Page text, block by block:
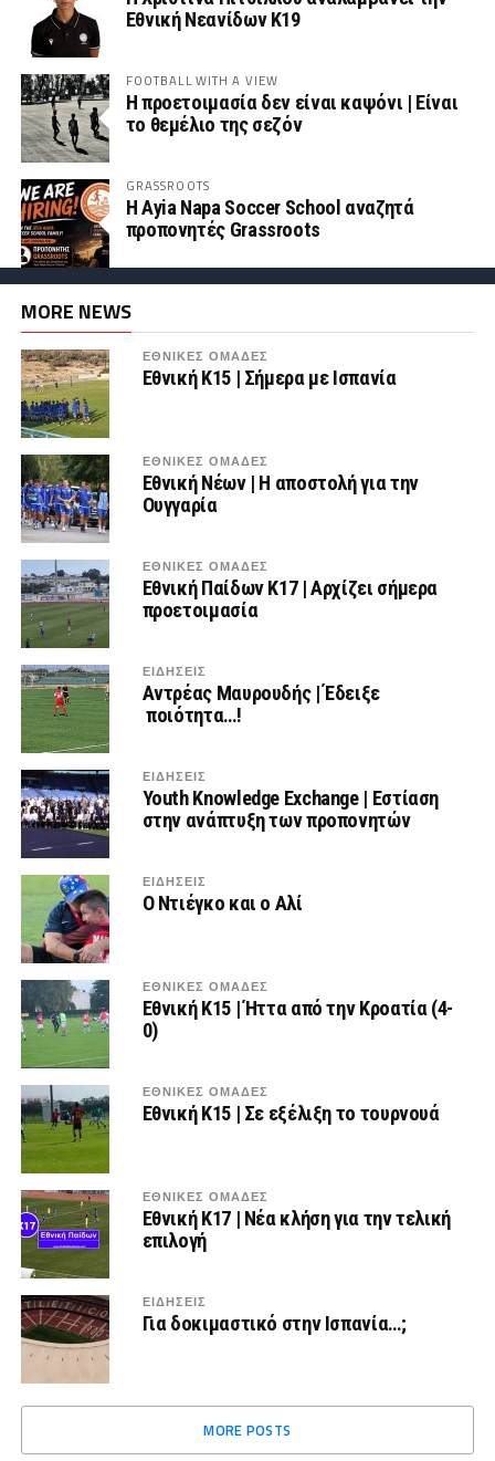
Εθνική Νεανίδων Κ19
FOOTBALL WITH A VIEW
Η προετοιμασία δεν είναι καψόνι | Είναι
το θεμέλιο της σεζόν
GRASSROOTS
Η Ayia Napa Soccer School αναζητά
προπονητές Grassroots
MORE NEWS
ΕΘΝΙΚΕΣ ΟΜΑΔΕΣ
Εθνική Κ15 | Σήμερα με Ισπανία
ΕΘΝΙΚΕΣ ΟΜΑΔΕΣ
Εθνική Νέων | Η αποστολή για την
Ουγγαρία
ΕΘΝΙΚΕΣ ΟΜΑΔΕΣ
Εθνική Παίδων Κ17 | Αρχίζει σήμερα
προετοιμασία
ΕΙΔΗΣΕΙΣ
Αντρέας Μαυρουδής | Έδειξε
ποιότητα…!
ΕΙΔΗΣΕΙΣ
Youth Knowledge Exchange | Εστίαση
στην ανάπτυξη των προπονητών
ΕΙΔΗΣΕΙΣ
Ο Ντιέγκο και ο Αλί
ΕΘΝΙΚΕΣ ΟΜΑΔΕΣ
Εθνική Κ15 | Ήττα από την Κροατία (4-
0)
ΕΘΝΙΚΕΣ ΟΜΑΔΕΣ
Εθνική Κ15 | Σε εξέλιξη το τουρνουά
ΕΘΝΙΚΕΣ ΟΜΑΔΕΣ
Εθνική Κ17 | Νέα κλήση για την τελική
επιλογή
ΕΙΔΗΣΕΙΣ
Για δοκιμαστικό στην Ισπανία…;
MORE POSTS